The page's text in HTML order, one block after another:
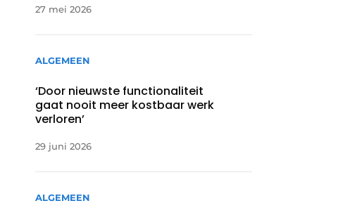
27 mei 2026
ALGEMEEN
‘Door nieuwste functionaliteit
gaat nooit meer kostbaar werk
verloren’
29 juni 2026
ALGEMEEN